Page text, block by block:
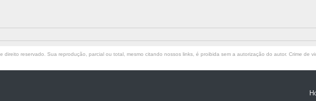
reservado. Sua reprodução, parcial ou total, mesmo citando nossos links, é proibida sem a autorização do autor. Crime de